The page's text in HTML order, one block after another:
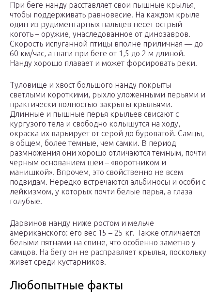
При беге нанду расставляет свои пышные крылья,
чтобы поддерживать равновесие. На каждом крыле
один из рудиментарных пальцев несет острый
коготь – оружие, унаследованное от динозавров.
Скорость испуганной птицы вполне приличная — до
60 км/час, а шаги при беге от 1,5 до 2 м длиной.
Нанду хорошо плавает и может форсировать реки.
Туловище и хвост большого нанду покрыты
светлыми короткими, рыхло уложенными перьями и
практически полностью закрыты крыльями.
Длинные и пышные перья крыльев свисают с
кургузого тела и свободно колышутся на ходу,
окраска их варьирует от серой до буроватой. Самцы,
в общем, более темные, чем самки. В период
размножения они хорошо отличаются темным, почти
черным основанием шеи – «воротником и
манишкой». Впрочем, это свойственно не всем
подвидам. Нередко встречаются альбиносы и особи с
лейкизмом, у которых почти белые перья, а глаза
голубые.
Дарвинов нанду ниже ростом и мельче
американского: его вес 15 – 25 кг. Также отличается
белыми пятнами на спине, что особенно заметно у
самцов. На бегу он не расправляет крылья, поскольку
живет среди кустарников.
Любопытные факты